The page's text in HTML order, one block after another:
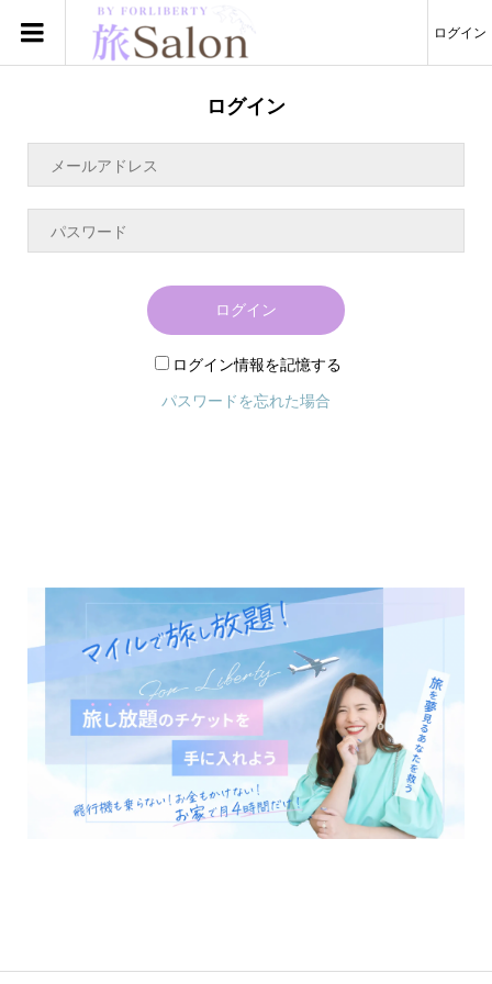
ログイン
ログイン
ログイン
ログイン情報を記憶する
パスワードを忘れた場合